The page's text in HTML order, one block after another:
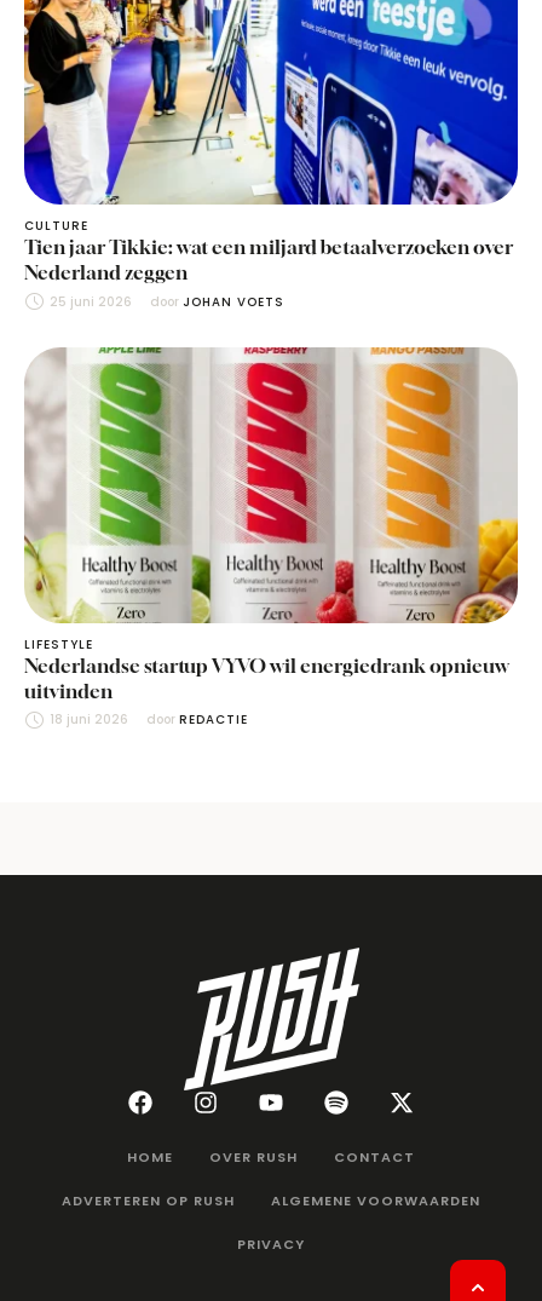
CULTURE
Tien jaar Tikkie: wat een miljard betaalverzoeken over
Nederland zeggen
25 juni 2026 door JOHAN VOETS
LIFESTYLE
Nederlandse startup VYVO wil energiedrank opnieuw
uitvinden
18 juni 2026 door REDACTIE
HOME OVER RUSH CONTACT
ADVERTEREN OP RUSH ALGEMENE VOORWAARDEN
PRIVACY